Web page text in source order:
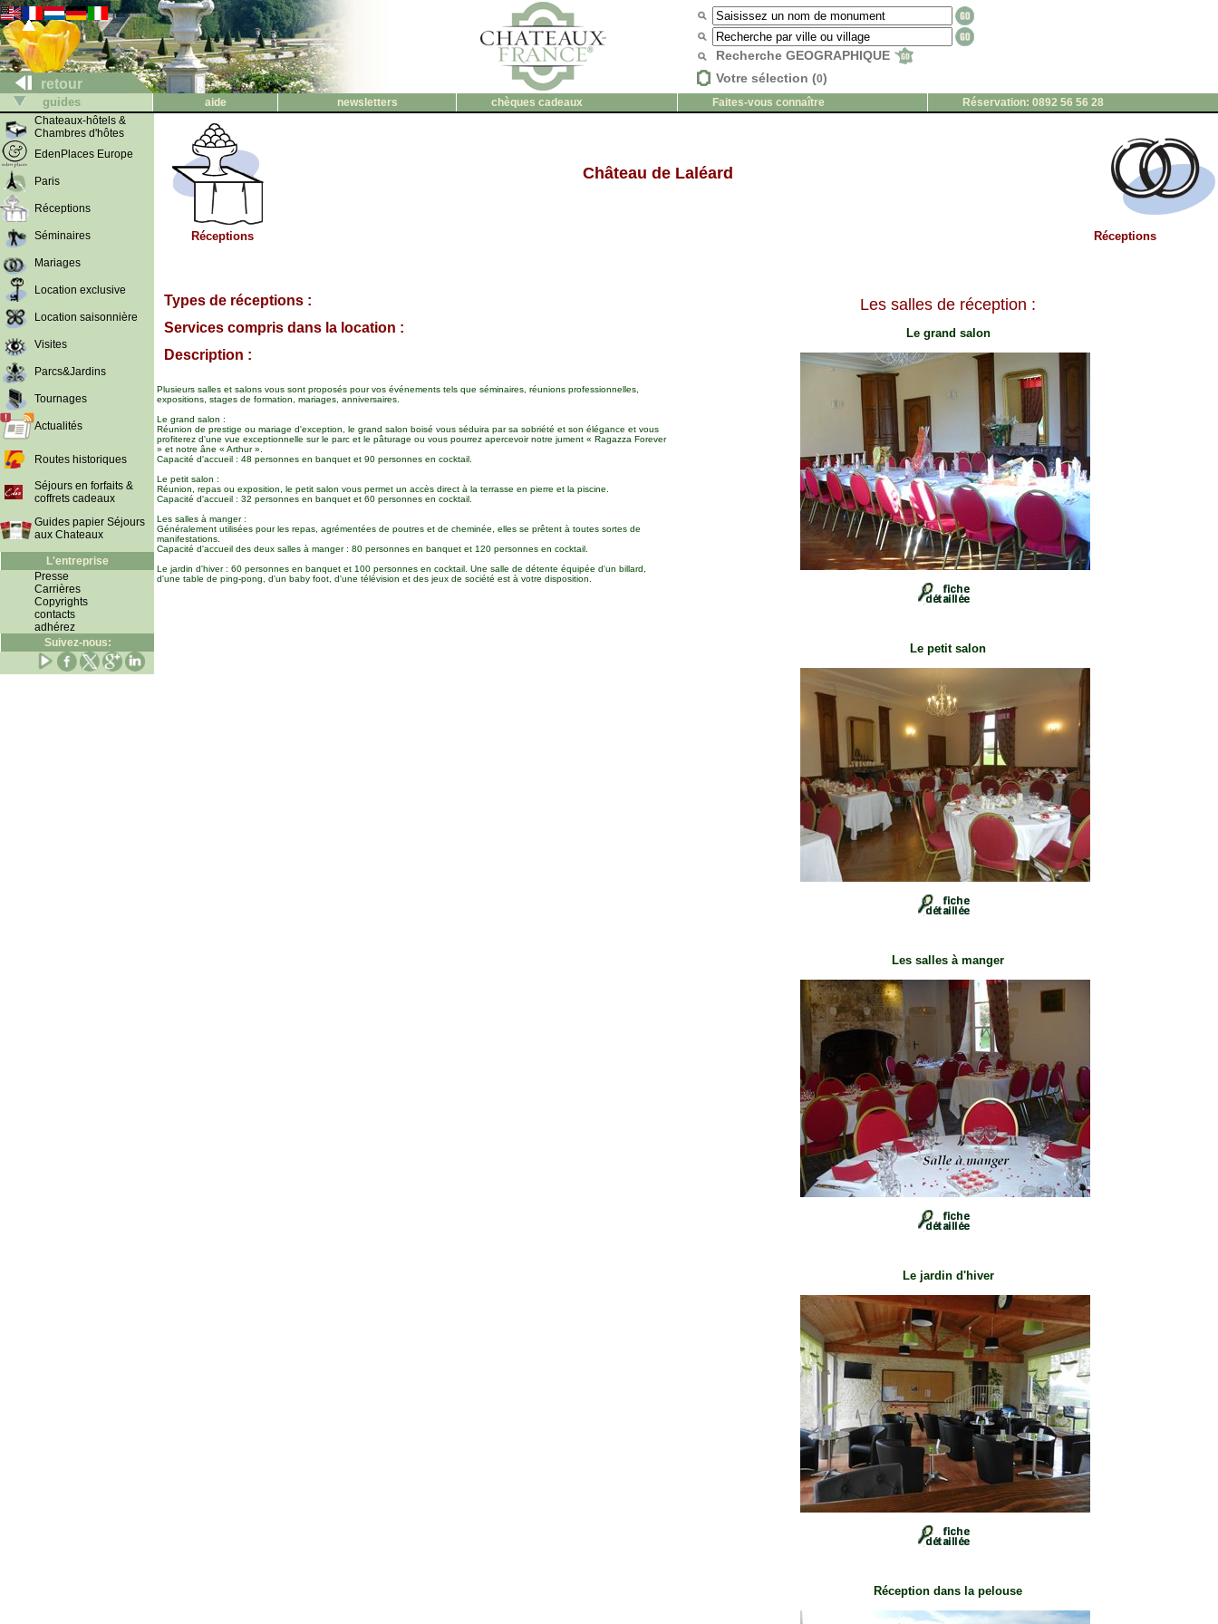
retour
Recherche GEOGRAPHIQUE
Votre sélection (0)
guides aide newsletters chèques cadeaux Faites-vous connaître
Réservation: 0892 56 56 28
Chateaux-hôtels &
Chambres d'hôtes
EdenPlaces Europe
Paris
Réceptions
Séminaires
Mariages
Location exclusive
Location saisonnière
Visites
Parcs&Jardins
Tournages
Actualités
Routes historiques
Séjours en forfaits &
coffrets cadeaux
Guides papier Séjours
aux Chateaux
L'entreprise
Presse
Carrières
Copyrights
contacts
adhérez
Suivez-nous:
Château de Laléard
Réceptions Réceptions
Types de réceptions :
Services compris dans la location :
Description :
Plusieurs salles et salons vous sont proposés pour vos événements tels que séminaires, réunions professionnelles,
expositions, stages de formation, mariages, anniversaires.
Le grand salon :
Réunion de prestige ou mariage d'exception, le grand salon boisé vous séduira par sa sobriété et son élégance et vous
profiterez d'une vue exceptionnelle sur le parc et le pâturage ou vous pourrez apercevoir notre jument « Ragazza Forever
» et notre âne « Arthur ».
Capacité d'accueil : 48 personnes en banquet et 90 personnes en cocktail.
Le petit salon :
Réunion, repas ou exposition, le petit salon vous permet un accès direct à la terrasse en pierre et la piscine.
Capacité d'accueil : 32 personnes en banquet et 60 personnes en cocktail.
Les salles à manger :
Généralement utilisées pour les repas, agrémentées de poutres et de cheminée, elles se prêtent à toutes sortes de
manifestations.
Capacité d'accueil des deux salles à manger : 80 personnes en banquet et 120 personnes en cocktail.
Le jardin d'hiver : 60 personnes en banquet et 100 personnes en cocktail. Une salle de détente équipée d'un billard,
d'une table de ping-pong, d'un baby foot, d'une télévision et des jeux de société est à votre disposition.
Les salles de réception :
Le grand salon
Le petit salon
Les salles à manger
Le jardin d'hiver
Réception dans la pelouse